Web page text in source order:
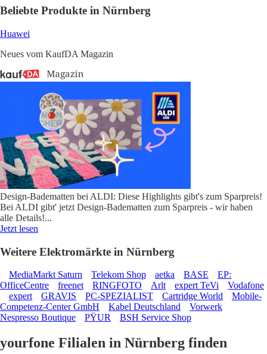
Beliebte Produkte in Nürnberg
Huawei
Neues vom KaufDA Magazin
Design-Badematten bei ALDI: Diese Highlights gibt's zum Sparpreis!
Bei ALDI gibt' jetzt Design-Badematten zum Sparpreis - wir haben
alle Details!...
Jetzt lesen
Weitere Elektromärkte in Nürnberg
MediaMarkt Saturn Telekom Shop aetka BASE
EP:
OfficeCentre
freenet RINGFOTO Arlt expert TeVi
Vodafone
expert
GRAVIS PC-SPEZIALIST Cartridge World
Mobile-
Competenz-Center GmbH
Kabel Deutschland
Vorwerk
Nespresso Boutique
PŸUR BSH Service Shop
yourfone Filialen in Nürnberg finden